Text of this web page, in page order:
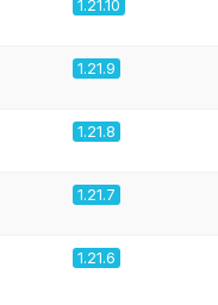
1.21.10
1.21.9
1.21.8
1.21.7
1.21.6